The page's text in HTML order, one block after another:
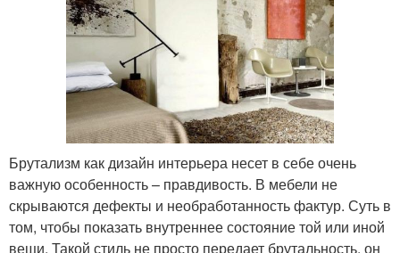
Брутализм как дизайн интерьера несет в себе очень
важную особенность – правдивость. В мебели не
скрываются дефекты и необработанность фактур. Суть в
том, чтобы показать внутреннее состояние той или иной
вещи. Такой стиль не просто передает брутальность, он